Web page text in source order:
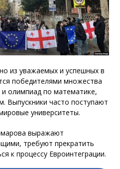
из уважаемых и успешных в
победителями множества
олимпиад по математике,
Выпускники часто поступают
университеты.
выражают
требуют прекратить
к процессу Евроинтеграции.